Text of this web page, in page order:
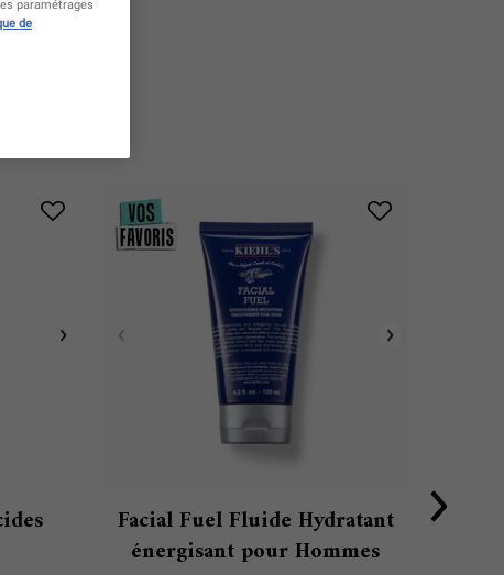
Facial Fuel Fluide Hydratant
énergisant pour Hommes
Super
paramétrages
de